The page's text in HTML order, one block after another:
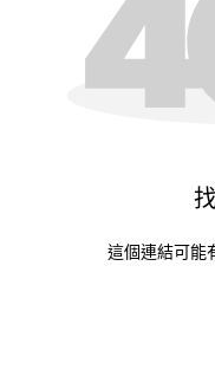
這個連結可能